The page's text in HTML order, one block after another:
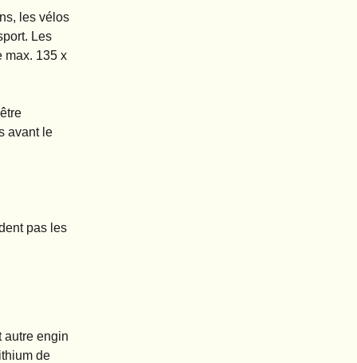
les vélos
Les
max. 135 x
avant le
pas les
autre engin
de